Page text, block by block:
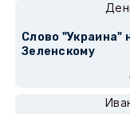
Слово "Украина"
Зеленскому